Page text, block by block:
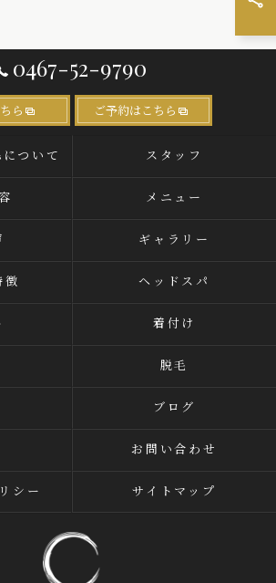
0467-52-9790
ら ご予約はこちら
ついて スタッフ
メニュー
ギャラリー
徴 ヘッドスパ
着付け
脱毛
ブログ
お問い合わせ
シー サイトマップ